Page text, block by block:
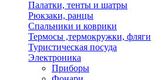
Палатки, тенты и шатры
Рюкзаки, ранцы
Спальники и коврики
Термосы ,термокружки, фляги
Туристическая посуда
Электроника
Приборы